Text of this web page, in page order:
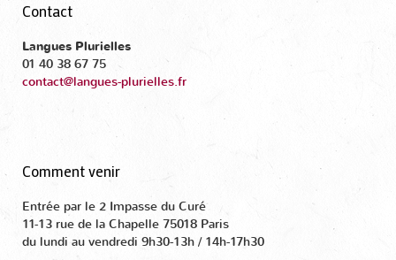
Contact
Langues Plurielles
01 40 38 67 75
contact@langues-plurielles.fr
Comment venir
Entrée par le 2 Impasse du Curé
11-13 rue de la Chapelle 75018 Paris
du lundi au vendredi 9h30-13h / 14h-17h30